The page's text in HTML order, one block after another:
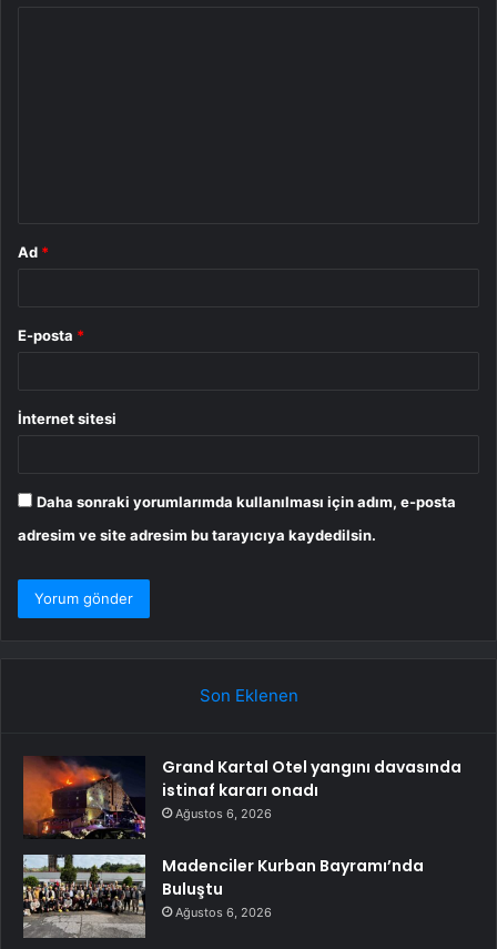
Ad *
E-posta *
İnternet sitesi
Daha sonraki yorumlarımda kullanılması için adım, e-posta
adresim ve site adresim bu tarayıcıya kaydedilsin.
Son Eklenen
Grand Kartal Otel yangını davasında
istinaf kararı onadı
Ağustos 6, 2026
Madenciler Kurban Bayramı’nda
Buluştu
Ağustos 6, 2026